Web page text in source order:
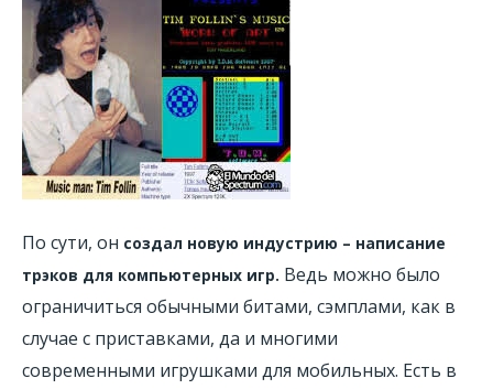
По сути, он создал новую индустрию – написание
трэков для компьютерных игр. Ведь можно было
ограничиться обычными битами, сэмплами, как в
случае с приставками, да и многими
современными игрушками для мобильных. Есть в